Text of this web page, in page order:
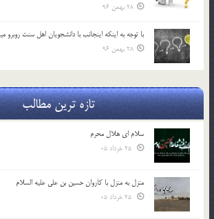
28 بهمن 96
با توجه به اينكه اينجانب با دانشجويان اهل سنت روبرو مي‎شوم، …
28 بهمن 96
تازه ترین مطالب
سلام ای هلال محرم
منزل به منزل با کاروان حسین بن علی علیه السلام